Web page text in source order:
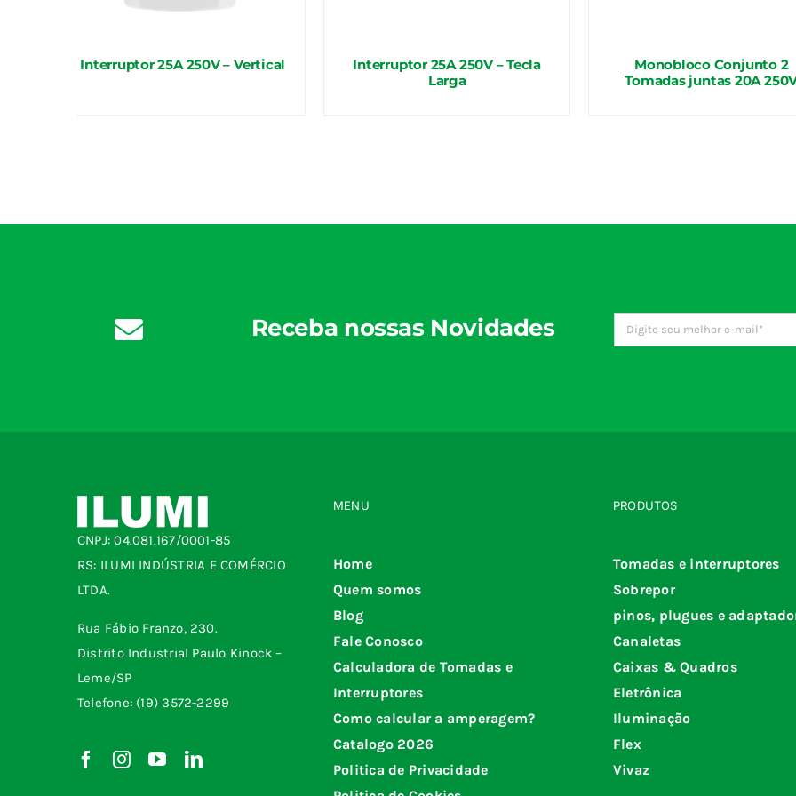
Interruptor 25A 250V – Vertical
Interruptor 25A 250V – Tecla
Larga
Monobloco Conjunto 2
Tomadas juntas 20A
Receba nossas Novidades
CNPJ: 04.081.167/0001-85
RS: ILUMI INDÚSTRIA E COMÉRCIO
LTDA.
Rua Fábio Franzo, 230.
Distrito Industrial Paulo Kinock –
Leme/SP
Telefone: (19) 3572-2299
MENU
Home
Quem somos
Blog
Fale Conosco
Calculadora de Tomadas e
Interruptores
Como calcular a amperagem?
Catalogo 2026
Politica de Privacidade
PRODUTOS
Tomadas e interruptores
Sobrepor
pinos, plugues e
Canaletas
Caixas & Quadros
Eletrônica
Iluminação
Flex
Vivaz